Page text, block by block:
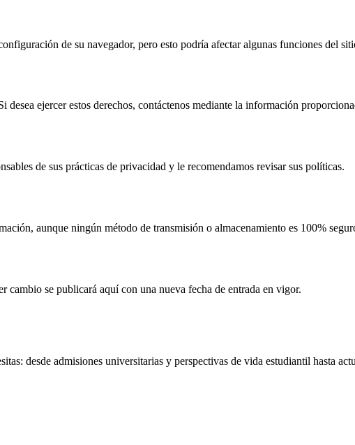
de su navegador, pero esto podría afectar algunas funciones del
ejercer estos derechos, contáctenos mediante la información
de sus prácticas de privacidad y le recomendamos revisar sus políticas.
aunque ningún método de transmisión o almacenamiento es 100%
cambio se publicará aquí con una nueva fecha de entrada en vigor.
desde admisiones universitarias y perspectivas de vida estudiantil hasta